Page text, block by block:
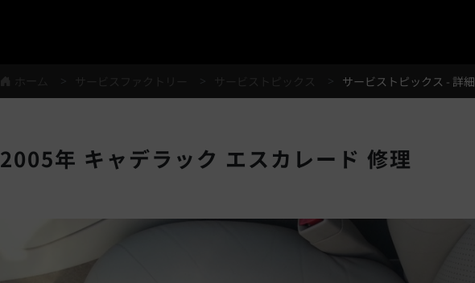
サービストピックス - 詳細
2005年 キャデラック エスカレード 修理